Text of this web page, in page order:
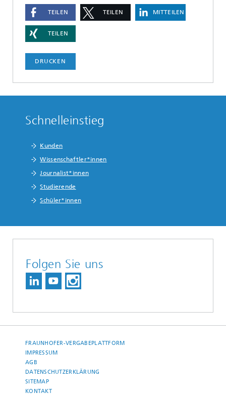
TEILEN TEILEN MITTEILEN
TEILEN
DRUCKEN
Schnelleinstieg
Kunden
Wissenschaftler*innen
Journalist*innen
Studierende
Schüler*innen
Folgen Sie uns
FRAUNHOFER-VERGABEPLATTFORM
IMPRESSUM
AGB
DATENSCHUTZERKLÄRUNG
SITEMAP
KONTAKT